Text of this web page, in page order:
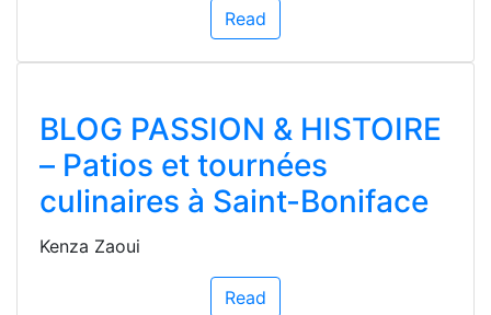
Read
BLOG PASSION & HISTOIRE
– Patios et tournées
culinaires à Saint-Boniface
Kenza Zaoui
Read